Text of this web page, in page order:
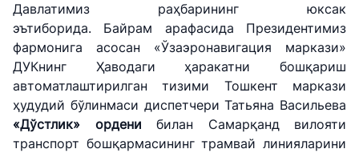
Давлатимиз раҳбарининг юксак
эътиборида. Байрам арафасида Президентимиз
фармонига асосан «Ўзаэронавигация маркази»
ДУКнинг Ҳаводаги ҳаракатни бошқариш
автоматлаштирилган тизими Тошкент маркази
ҳудудий бўлинмаси диспетчери Татьяна Васильева
«Дўстлик» ордени билан Самарқанд вилояти
транспорт бошқармасининг трамвай линияларини